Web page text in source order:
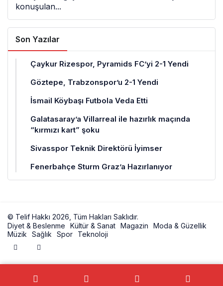
konuşulan...
Son Yazılar
Çaykur Rizespor, Pyramids FC’yi 2-1 Yendi
Göztepe, Trabzonspor’u 2-1 Yendi
İsmail Köybaşı Futbola Veda Etti
Galatasaray’a Villarreal ile hazırlık maçında
“kırmızı kart” şoku
Sivasspor Teknik Direktörü İyimser
Fenerbahçe Sturm Graz’a Hazırlanıyor
© Telif Hakkı 2026, Tüm Hakları Saklıdır.
Diyet & Beslenme
Kültür & Sanat Magazin
Moda & Güzellik
Müzik
Sağlık Spor Teknoloji